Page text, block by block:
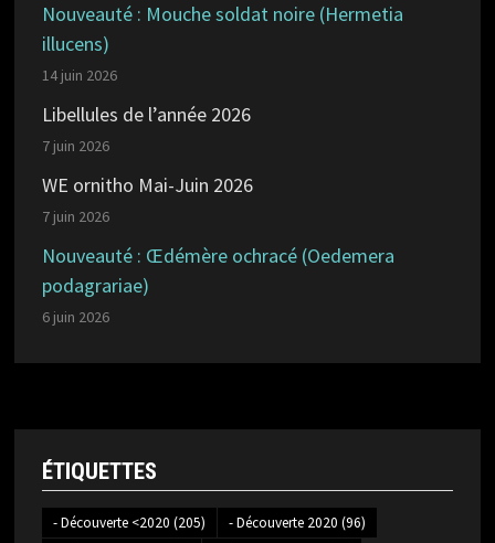
Nouveauté : Mouche soldat noire (Hermetia
illucens)
14 juin 2026
Libellules de l’année 2026
7 juin 2026
WE ornitho Mai-Juin 2026
7 juin 2026
Nouveauté : Œdémère ochracé (Oedemera
podagrariae)
6 juin 2026
ÉTIQUETTES
- Découverte <2020 (205) - Découverte 2020 (96)